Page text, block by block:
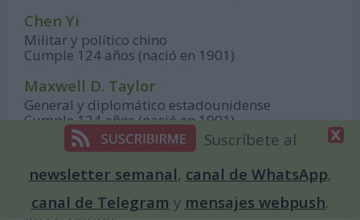
Chen Yi
Militar y político chino
Cumple 124 años (nació en 1901)
Maxwell D. Taylor
General y diplomático estadounidense
Cumple 124 años (nació en 1901)
Hans Kammler
Ingeniero alemán nazi, oficial de las SS
Cumple 124 años (nació en 1901)
Suscríbete al
newsletter semanal, canal de WhatsApp,
canal de Telegram y mensajes webpush.